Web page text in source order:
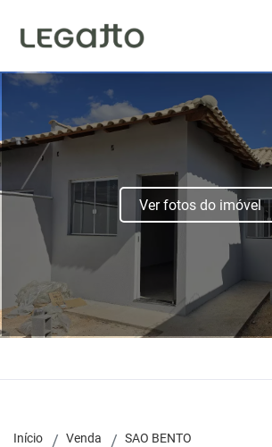
Ver fotos do imóvel
Início Venda SAO BENTO